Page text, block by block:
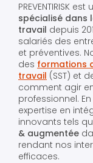
PREVENTIRISK est
spécialisé dans
travail depuis
salariés des
et préventives.
des formations
travail (SST) et
comment agir
professionnel.
expertise en
innovants tels
& augmentée
rendant nos
efficaces.